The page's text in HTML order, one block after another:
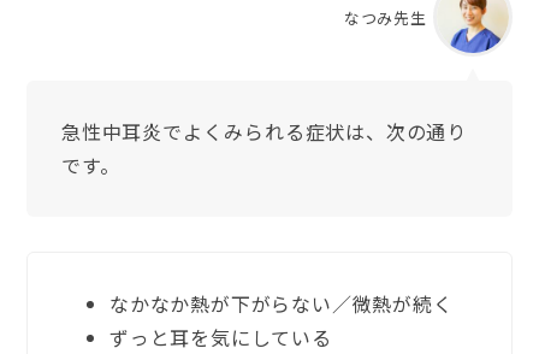
なつみ先生
急性中耳炎でよくみられる症状は、次の通り
です。
なかなか熱が下がらない／微熱が続く
ずっと耳を気にしている